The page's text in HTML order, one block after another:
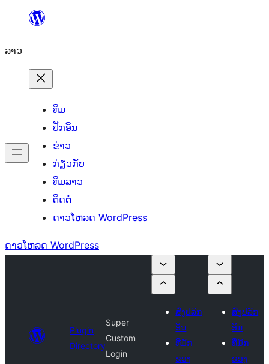
ທີ່
ເນື້ອຫາ
ລາວ
ທິມ
ປັກອິນ
ຂ່າວ
ກ່ຽວກັບ
ທິມລາວ
ຕິດຕໍ່
ດາວໂຫລດ WordPress
ດາວໂຫລດ WordPress
Plugin
Directory
Super
Custom
Login
ສົ່ງປລັກ
ອິນ
ທີ່ມັກ
ຂອງ
ສົ່ງປລັກ
ອິນ
ທີ່ມັກ
ຂອງ